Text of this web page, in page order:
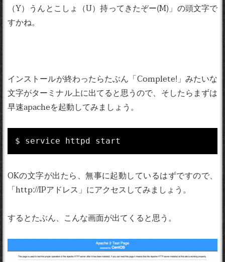
（Y）うんとこしょ（U）持ってきたぞー(M)」の頭文字で
すかね。
インストールが終わったらたぶん「Complete!」みたいな
文字がターミナル上に出てると思うので、そしたらまずは
早速apacheを起動してみましょう。
$ service httpd start
OKの文字が出たら、無事に起動しているはずですので、
「http://IPアドレス」にアクセスしてみましょう。
するとたぶん、こんな画面が出てくると思う。